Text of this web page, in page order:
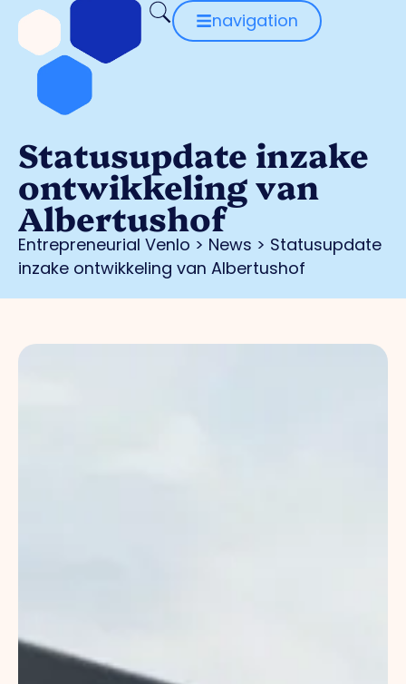
navigation
Statusupdate inzake
ontwikkeling van
Albertushof
Entrepreneurial Venlo > News > Statusupdate
inzake ontwikkeling van Albertushof